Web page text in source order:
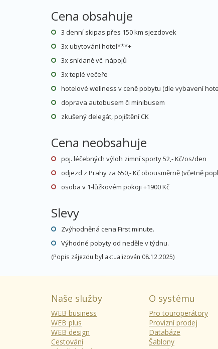
Cena obsahuje
3 denní skipas přes 150 km sjezdovek
3x ubytování hotel***+
3x snídaně vč. nápojů
3x teplé večeře
hotelové wellness v ceně pobytu (dle vybavení
doprava autobusem či minibusem
zkušený delegát, pojištění CK
Cena neobsahuje
poj. léčebných výloh zimní sporty 52,- Kč/os/den
odjezd z Prahy za 650,- Kč obousměrně (včetně
osoba v 1-lůžkovém pokoji +1900 Kč
Slevy
Zvýhodněná cena First minute.
Výhodné pobyty od neděle v týdnu.
(Popis zájezdu byl aktualizován 08.12.2025)
Naše služby
WEB business
WEB plus
WEB design
Cestování
O systému
Pro touroperátory
Provizní prodej
Databáze
Šablony